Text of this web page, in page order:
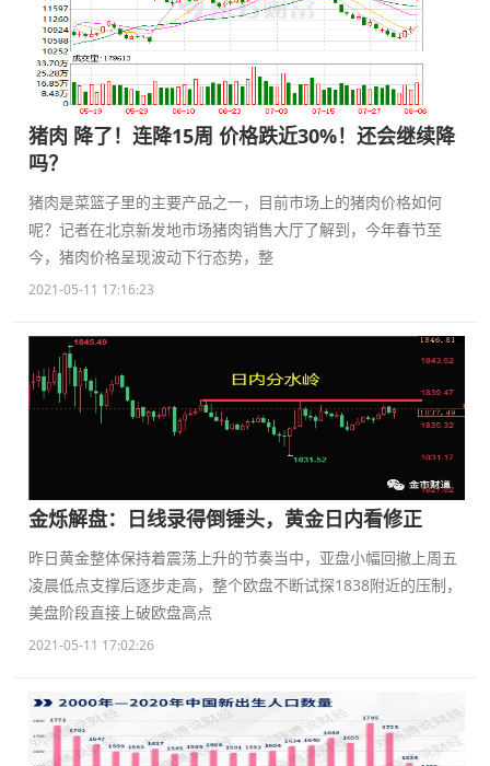
猪肉 降了！连降15周 价格跌近30%！还会继续降
吗？
猪肉是菜篮子里的主要产品之一，目前市场上的猪肉价格如何
呢？记者在北京新发地市场猪肉销售大厅了解到，今年春节至
今，猪肉价格呈现波动下行态势，整
2021-05-11 17:16:23
金烁解盘：日线录得倒锤头，黄金日内看修正
昨日黄金整体保持着震荡上升的节奏当中，亚盘小幅回撤上周五
凌晨低点支撑后逐步走高，整个欧盘不断试探1838附近的压制，
美盘阶段直接上破欧盘高点
2021-05-11 17:02:26